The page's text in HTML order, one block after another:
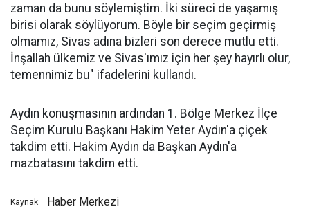
zaman da bunu söylemiştim. İki süreci de yaşamış
birisi olarak söylüyorum. Böyle bir seçim geçirmiş
olmamız, Sivas adına bizleri son derece mutlu etti.
İnşallah ülkemiz ve Sivas'ımız için her şey hayırlı olur,
temennimiz bu" ifadelerini kullandı.
Aydın konuşmasının ardından 1. Bölge Merkez İlçe
Seçim Kurulu Başkanı Hakim Yeter Aydın'a çiçek
takdim etti. Hakim Aydın da Başkan Aydın'a
mazbatasını takdim etti.
Kaynak: Haber Merkezi